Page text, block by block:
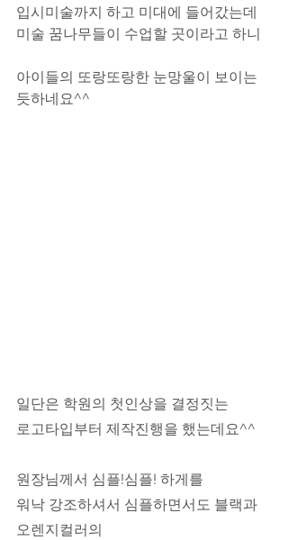
입시미술까지 하고 미대에 들어갔는데
미술 꿈나무들이 수업할 곳이라고 하니
아이들의 또랑또랑한 눈망울이 보이는
듯하네요^^
​일단은 학원의 첫인상을 결정짓는
로고타입부터 제작진행을 했는데요^^
원장님께서 심플!심플! 하게를
워낙 강조하셔서 심플하면서도 블랙과
오렌지컬러의